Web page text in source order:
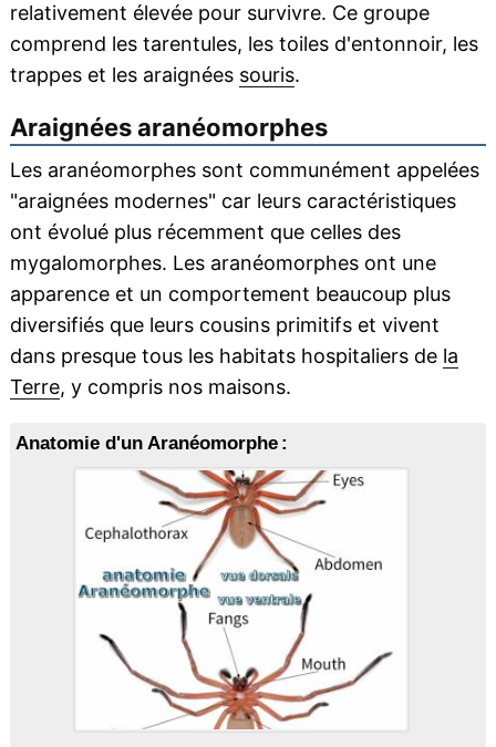
relativement élevée pour survivre. Ce groupe
comprend les tarentules, les toiles d'entonnoir, les
trappes et les araignées souris.
Araignées aranéomorphes
Les aranéomorphes sont communément appelées
"araignées modernes" car leurs caractéristiques
ont évolué plus récemment que celles des
mygalomorphes. Les aranéomorphes ont une
apparence et un comportement beaucoup plus
diversifiés que leurs cousins primitifs et vivent
dans presque tous les habitats hospitaliers de la
Terre, y compris nos maisons.
Anatomie d'un Aranéomorphe :